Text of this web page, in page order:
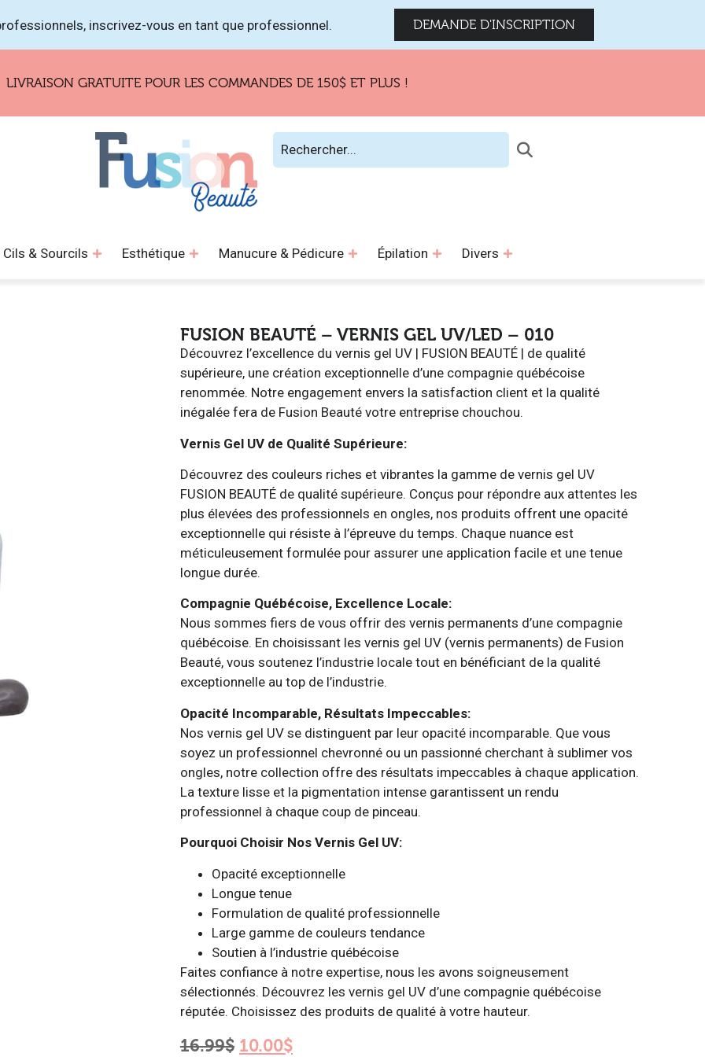
inscrivez-vous en tant que professionnel. DEMANDE D'INSCRIPTION
GRATUITE POUR LES COMMANDES DE 150$ ET PLUS !
Cils & Sourcils Esthétique Manucure & Pédicure Épilation Divers
FUSION BEAUTÉ – VERNIS GEL UV/LED – 010
Découvrez l’excellence du vernis gel UV | FUSION BEAUTÉ | de qualité
supérieure, une création exceptionnelle d’une compagnie québécoise
renommée. Notre engagement envers la satisfaction client et la qualité
inégalée fera de Fusion Beauté votre entreprise chouchou.
Vernis Gel UV de Qualité Supérieure:
Découvrez des couleurs riches et vibrantes la gamme de vernis gel UV
FUSION BEAUTÉ de qualité supérieure. Conçus pour répondre aux attentes les
plus élevées des professionnels en ongles, nos produits offrent une opacité
exceptionnelle qui résiste à l’épreuve du temps. Chaque nuance est
méticuleusement formulée pour assurer une application facile et une tenue
longue durée.
Compagnie Québécoise, Excellence Locale:
Nous sommes fiers de vous offrir des vernis permanents d’une compagnie
québécoise. En choisissant les vernis gel UV (vernis permanents) de Fusion
Beauté, vous soutenez l’industrie locale tout en bénéficiant de la qualité
exceptionnelle au top de l’industrie.
Opacité Incomparable, Résultats Impeccables:
Nos vernis gel UV se distinguent par leur opacité incomparable. Que vous
soyez un professionnel chevronné ou un passionné cherchant à sublimer vos
ongles, notre collection offre des résultats impeccables à chaque application.
La texture lisse et la pigmentation intense garantissent un rendu
professionnel à chaque coup de pinceau.
Pourquoi Choisir Nos Vernis Gel UV:
Opacité exceptionnelle
Longue tenue
Formulation de qualité professionnelle
Large gamme de couleurs tendance
Soutien à l’industrie québécoise
Faites confiance à notre expertise, nous les avons soigneusement
sélectionnés. Découvrez les vernis gel UV d’une compagnie québécoise
réputée. Choisissez des produits de qualité à votre hauteur.
16.99$ 10.00$